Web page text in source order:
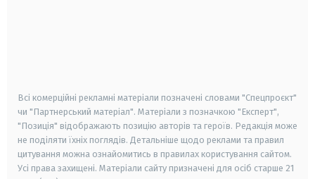
Всі комерційні рекламні матеріали позначені словами "Спецпроєкт"
чи "Партнерський матеріал". Матеріали з позначкою "Експерт",
"Позиція" відображають позицію авторів та героїв. Редакція може
не поділяти їхніх поглядів. Детальніше щодо реклами та правил
цитування можна ознайомитись в правилах користування сайтом.
Усі права захищені. Матеріали сайту призначені для осіб старше 21